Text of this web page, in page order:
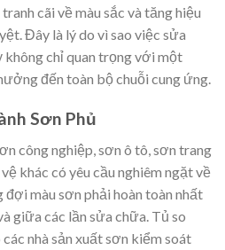
cãi về màu sắc và tăng hiệu
Đây là lý do vì sao việc sửa
không chỉ quan trọng với một
đến toàn bộ chuỗi cung ứng.
Sơn Phủ
công nghiệp, sơn ô tô, sơn trang
khác có yêu cầu nghiêm ngặt về
đợi màu sơn phải hoàn toàn nhất
giữa các lần sửa chữa. Tủ so
nhà sản xuất sơn kiểm soát